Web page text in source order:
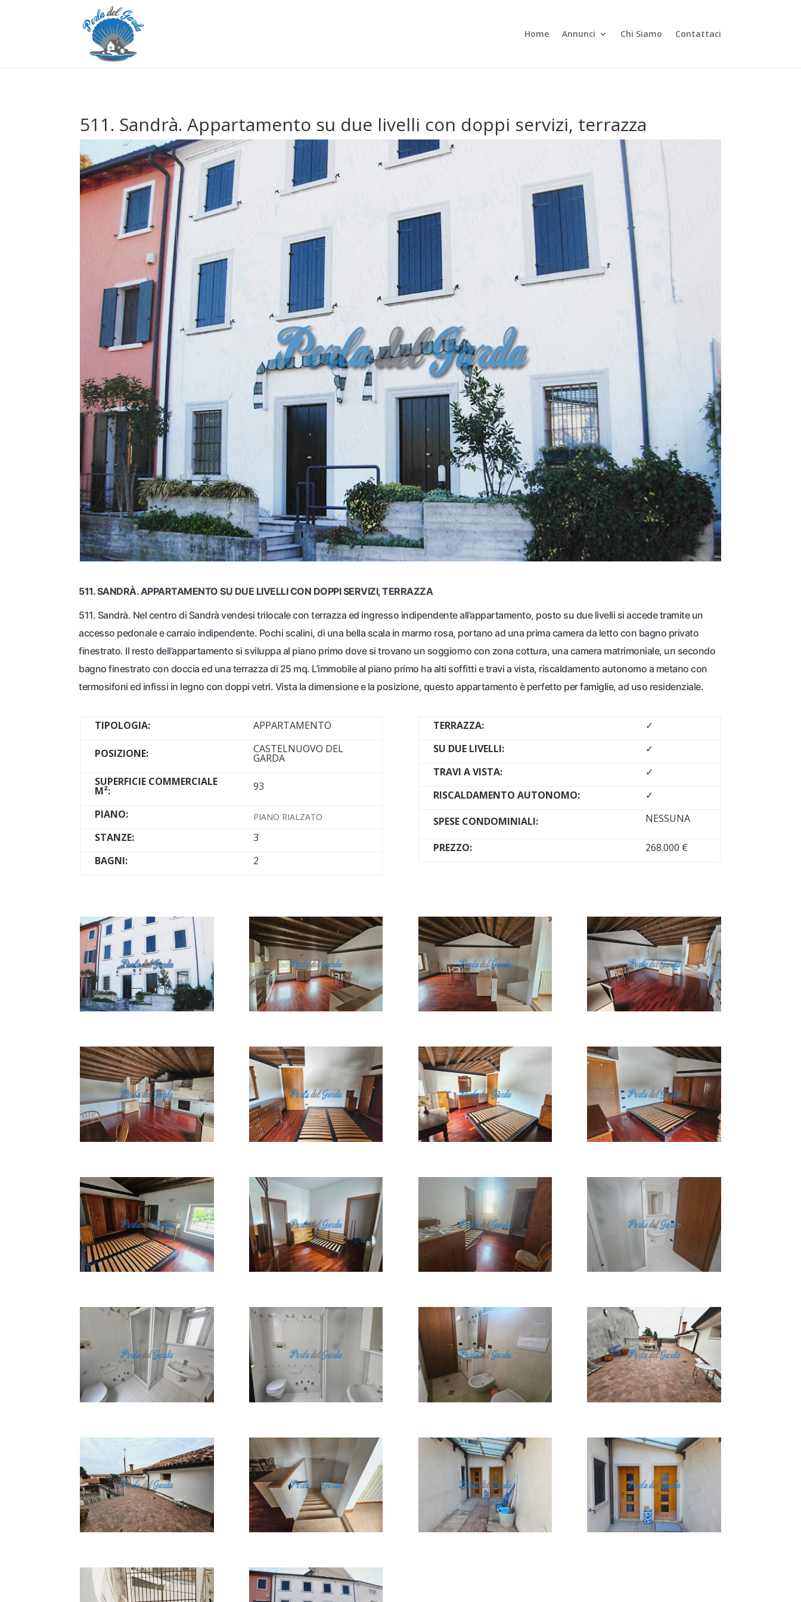
Home Annunci Chi Siamo Contattaci
511. Sandrà. Appartamento su due livelli con doppi servizi, terrazza
511. SANDRÀ. APPARTAMENTO SU DUE LIVELLI CON DOPPI SERVIZI, TERRAZZA
511. Sandrà. Nel centro di Sandrà vendesi trilocale con terrazza ed ingresso indipendente all’appartamento, posto su due livelli si accede tramite un
accesso pedonale e carraio indipendente. Pochi scalini, di una bella scala in marmo rosa, portano ad una prima camera da letto con bagno privato
finestrato. Il resto dell’appartamento si sviluppa al piano primo dove si trovano un soggiorno con zona cottura, una camera matrimoniale, un secondo
bagno finestrato con doccia ed una terrazza di 25 mq. L’immobile al piano primo ha alti soffitti e travi a vista, riscaldamento autonomo a metano con
termosifoni ed infissi in legno con doppi vetri. Vista la dimensione e la posizione, questo appartamento è perfetto per famiglie, ad uso residenziale.
TIPOLOGIA: APPARTAMENTO
POSIZIONE: CASTELNUOVO DEL
GARDA
SUPERFICIE COMMERCIALE
M²: 93
PIANO: PIANO RIALZATO
STANZE:
3
BAGNI:
2
TERRAZZA:
✓
SU DUE LIVELLI:
✓
TRAVI A VISTA:
✓
RISCALDAMENTO AUTONOMO:
✓
SPESE CONDOMINIALI:
NESSUNA
PREZZO: 268.000 €